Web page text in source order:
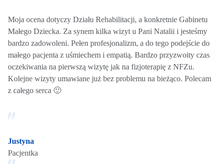
Moja ocena dotyczy Działu Rehabilitacji, a konkretnie Gabinetu
Małego Dziecka. Za synem kilka wizyt u Pani Natalii i jesteśmy
bardzo zadowoleni. Pełen profesjonalizm, a do tego podejście do
małego pacjenta z uśmiechem i empatią. Bardzo przyzwoity czas
oczekiwania na pierwszą wizytę jak na fizjoterapię z NFZu.
Kolejne wizyty umawiane już bez problemu na bieżąco. Polecam
z całego serca 🙂
Justyna
Pacjentka